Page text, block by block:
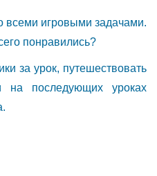
всеми игровыми задачами.
понравились?
за урок, путешествовать
последующих уроках